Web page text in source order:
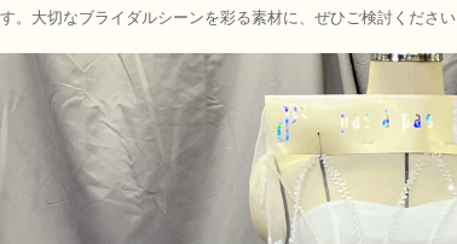
。大切なブライダルシーンを彩る素材に、ぜひご検討ください